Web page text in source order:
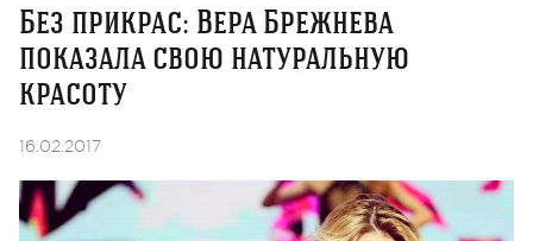
Без прикрас: Вера Брежнева
показала свою натуральную
красоту
16.02.2017